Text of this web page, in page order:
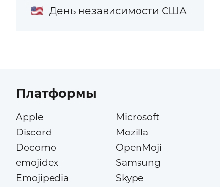
🇺🇸 День независимости США
Платформы
Apple
Discord
Docomo
emojidex
Emojipedia
Microsoft
Mozilla
OpenMoji
Samsung
Skype